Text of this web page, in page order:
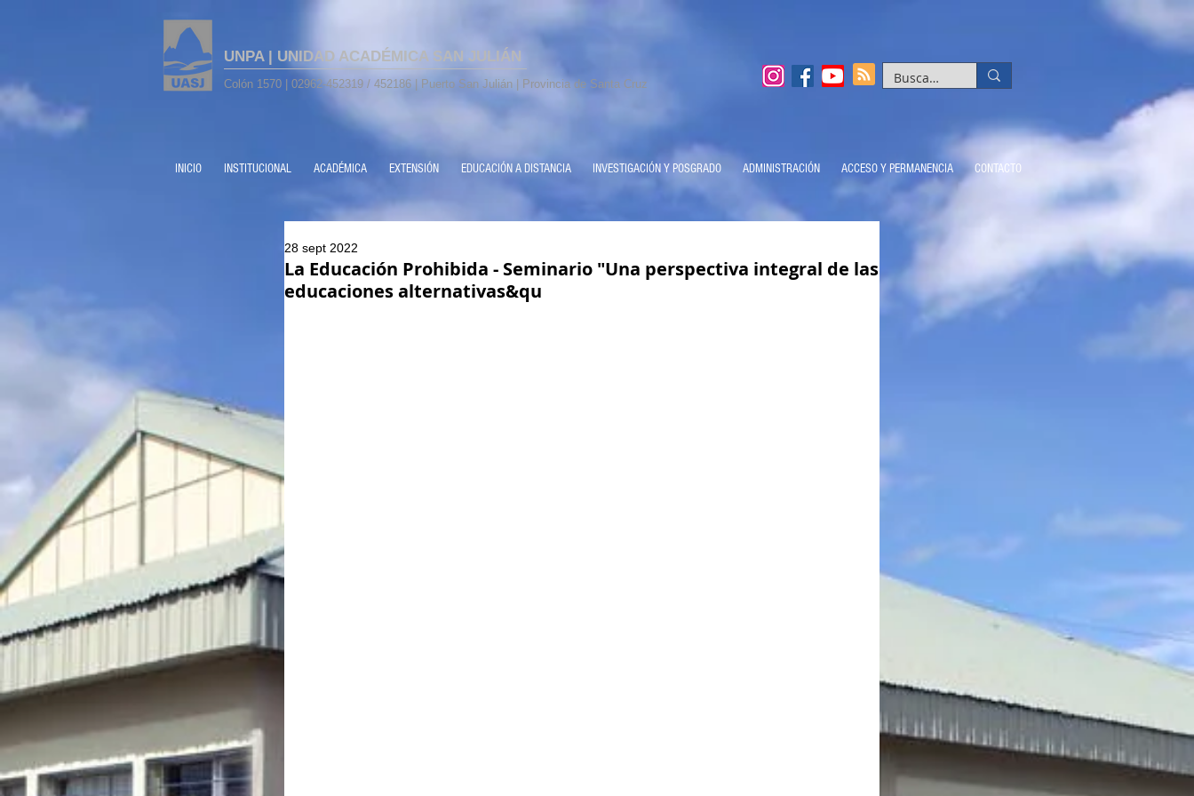
UNPA | UNIDAD ACADÉMICA SAN JULIÁN
Colón 1570 | 02962-452319 / 452186 | Puerto San Julián | Provincia de Santa Cruz
INICIO INSTITUCIONAL ACADÉMICA EXTENSIÓN EDUCACIÓN A DISTANCIA INVESTIGACIÓN Y POSGRADO ADMINISTRACIÓN ACCESO Y PERMANENCIA CONTACTO
La Educación Prohibida - Seminario "Una perspectiva integral de las
educaciones alternativas&qu
28 sept 2022